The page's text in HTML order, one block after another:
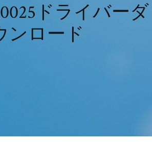
ドライバーダ
ンロード